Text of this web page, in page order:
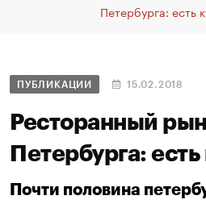
Петербурга: есть
ПУБЛИКАЦИИ 15.02.2018
Ресторанный
Петербурга:
Почти половина